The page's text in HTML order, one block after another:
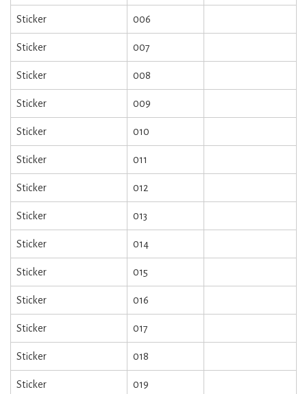
Sticker 006
Sticker 007
Sticker 008
Sticker 009
Sticker 010
Sticker 011
Sticker 012
Sticker 013
Sticker 014
Sticker 015
Sticker 016
Sticker 017
Sticker 018
Sticker 019